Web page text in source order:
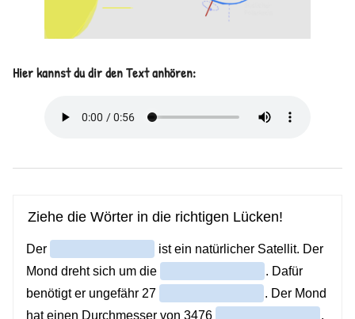
Hier kannst du dir den Text anhören: